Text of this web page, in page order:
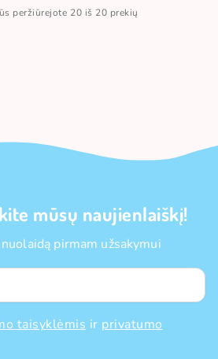
peržiūrejote 20 iš 20 prekių
mūsų naujienlaiškį!
pirmam užsakymui
taisyklėmis ir privatumo